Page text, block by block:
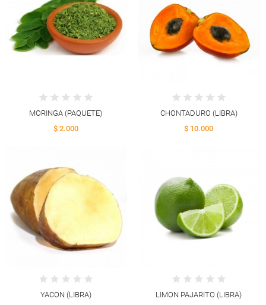
MORINGA (PAQUETE)
$ 2.000
YACON (LIBRA)
CHONTADURO (LIBRA)
$ 10.000
LIMON PAJARITO (LIBRA)